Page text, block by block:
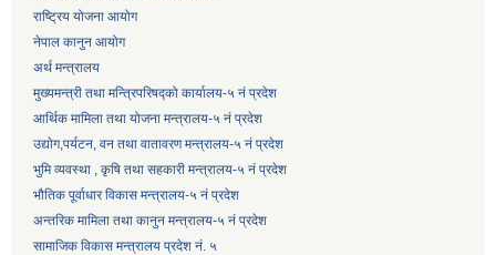
राष्ट्रिय योजना आयोग
नेपाल कानुन आयोग
अर्थ मन्त्रालय
मुख्यमन्त्री तथा मन्त्रिपरिषद्को कार्यालय-५ नं प्रदेश
आर्थिक मामिला तथा योजना मन्त्रालय-५ नं प्रदेश
उद्याेग,पर्यटन, वन तथा वातावरण मन्त्रालय-५ नं प्रदेश
भुमि व्यवस्था , कृषि तथा सहकारी मन्त्रालय-५ नं प्रदेश
भौतिक पूर्वाधार विकास मन्त्रालय-५ नं प्रदेश
अन्तरिक मामिला तथा कानुन मन्त्रालय-५ नं प्रदेश
सामाजिक विकास मन्त्रालय प्रदेश नं. ५